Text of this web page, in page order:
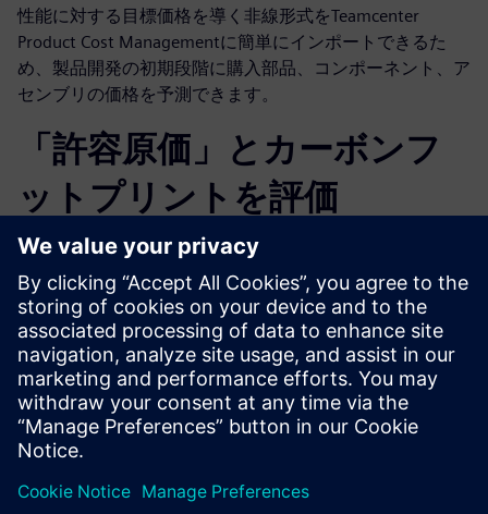
性能に対する目標価格を導く非線形式をTeamcenter
Product Cost Managementに簡単にインポートできるた
め、製品開発の初期段階に購入部品、コンポーネント、ア
センブリの価格を予測できます。
「許容原価」とカーボンフ
ットプリントを評価
ボトムアップ手法を使用して、部品の許容原価とカーボン
フットプリントを導き出します。これにより、排出目標で
妥協しない設計・製造判断をメーカーが下せます。
コスト内訳を顧客に明確に
提示できる
現実的なコスト構造と明細を明示することで、コスト交渉
を有利に進めることができます。